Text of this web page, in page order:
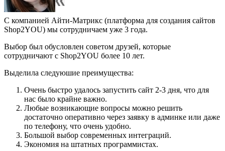
С компанией Айти-Матрикс (платформа для создания сайтов
Shop2YOU) мы сотрудничаем уже 3 года.
Выбор был обусловлен советом друзей, которые
сотрудничают с Shop2YOU более 10 лет.
Выделила следуюшие преимущества:
Очень быстро удалось запустить сайт 2-3 дня, что для
нас было крайне важно.
Любые возникающие вопросы можно решить
достаточно оперативно через заявку в админке или даже
по телефону, что очень удобно.
Большой выбор современных интеграций.
Экономия на штатных программистах.